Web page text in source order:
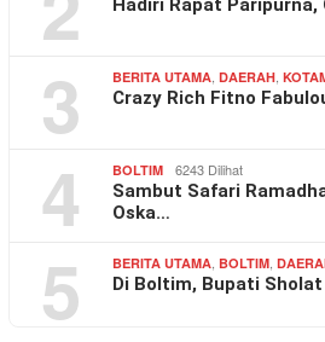
Hadiri Rapat Paripurna,
3 BERITA UTAMA DAERAH
Crazy Rich Fitno
4 BOLTIM 6243 Dilihat
Sambut Safari
Oska…
5 BERITA UTAMA BOLTIM
Di Boltim, Bupati